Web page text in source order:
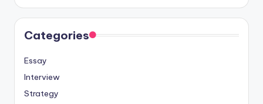
Categories
Essay
Interview
Strategy